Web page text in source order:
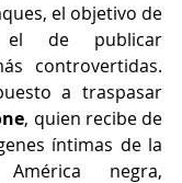
de publicar
controvertidas.
a traspasar
, quien recibe de
íntimas de la